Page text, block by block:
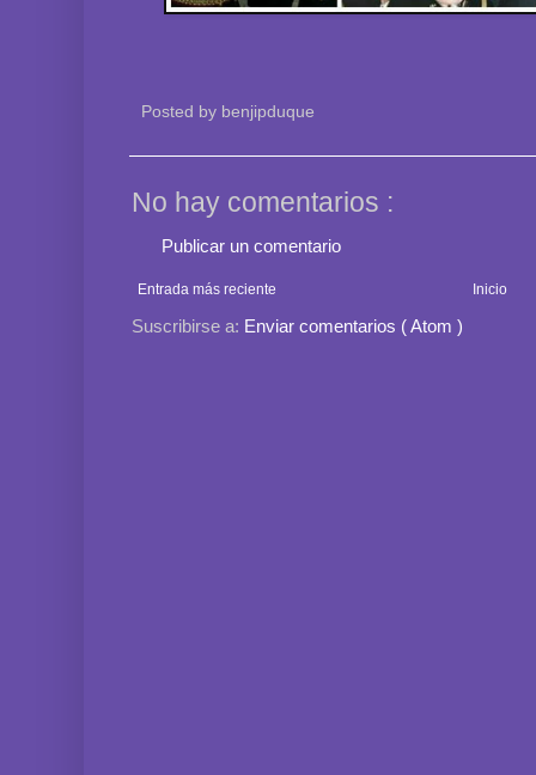
Posted by benjipduque
No hay comentarios :
Publicar un comentario
Entrada más reciente Inicio
Suscribirse a: Enviar comentarios ( Atom )